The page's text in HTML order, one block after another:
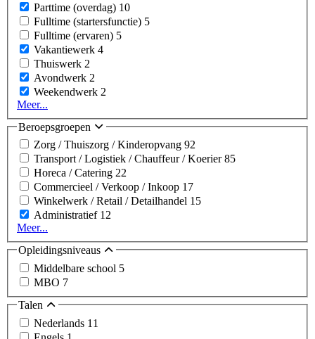
Parttime (overdag) 10
Fulltime (startersfunctie) 5
Fulltime (ervaren) 5
Vakantiewerk 4
Thuiswerk 2
Avondwerk 2
Weekendwerk 2
Meer...
Beroepsgroepen
Zorg / Thuiszorg / Kinderopvang 92
Transport / Logistiek / Chauffeur / Koerier85
Horeca / Catering 22
Commercieel / Verkoop / Inkoop 17
Winkelwerk / Retail / Detailhandel 15
Administratief 12
Meer...
Opleidingsniveaus
Middelbare school 5
MBO 7
Talen
Nederlands 11